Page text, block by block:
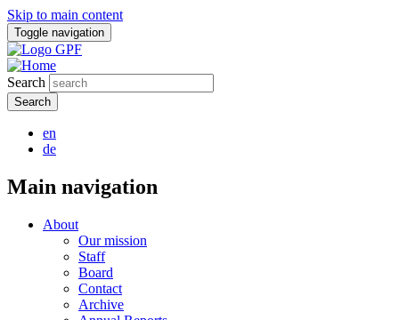
Skip to main content
Toggle navigation
Search
en
de
Main navigation
About
Our mission
Staff
Board
Contact
Archive